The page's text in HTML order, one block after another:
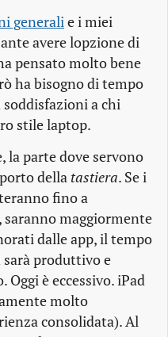
generalie i miei
avere lopzione di
pensato molto bene
ha bisogno di tempo
soddisfazioni a chi
stile laptop.
parte dove servono
della tastiera. Se i
fino a
maggiormente
dalle app, il tempo
sarà produttivo e
è eccessivo. iPad
molto
consolidata). Al